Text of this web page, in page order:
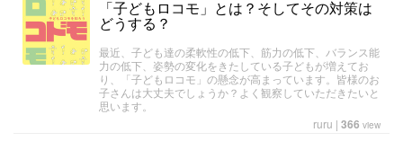
「子どもロコモ」とは？そしてその対策は
どうする？
最近、子ども達の柔軟性の低下、筋力の低下、バランス能
力の低下、姿勢の変化をきたしている子どもが増えてお
り、「子どもロコモ」の懸念が高まっています。皆様のお
子さんは大丈夫でしょうか？よく観察していただきたいと
思います。
ruru | 366 view